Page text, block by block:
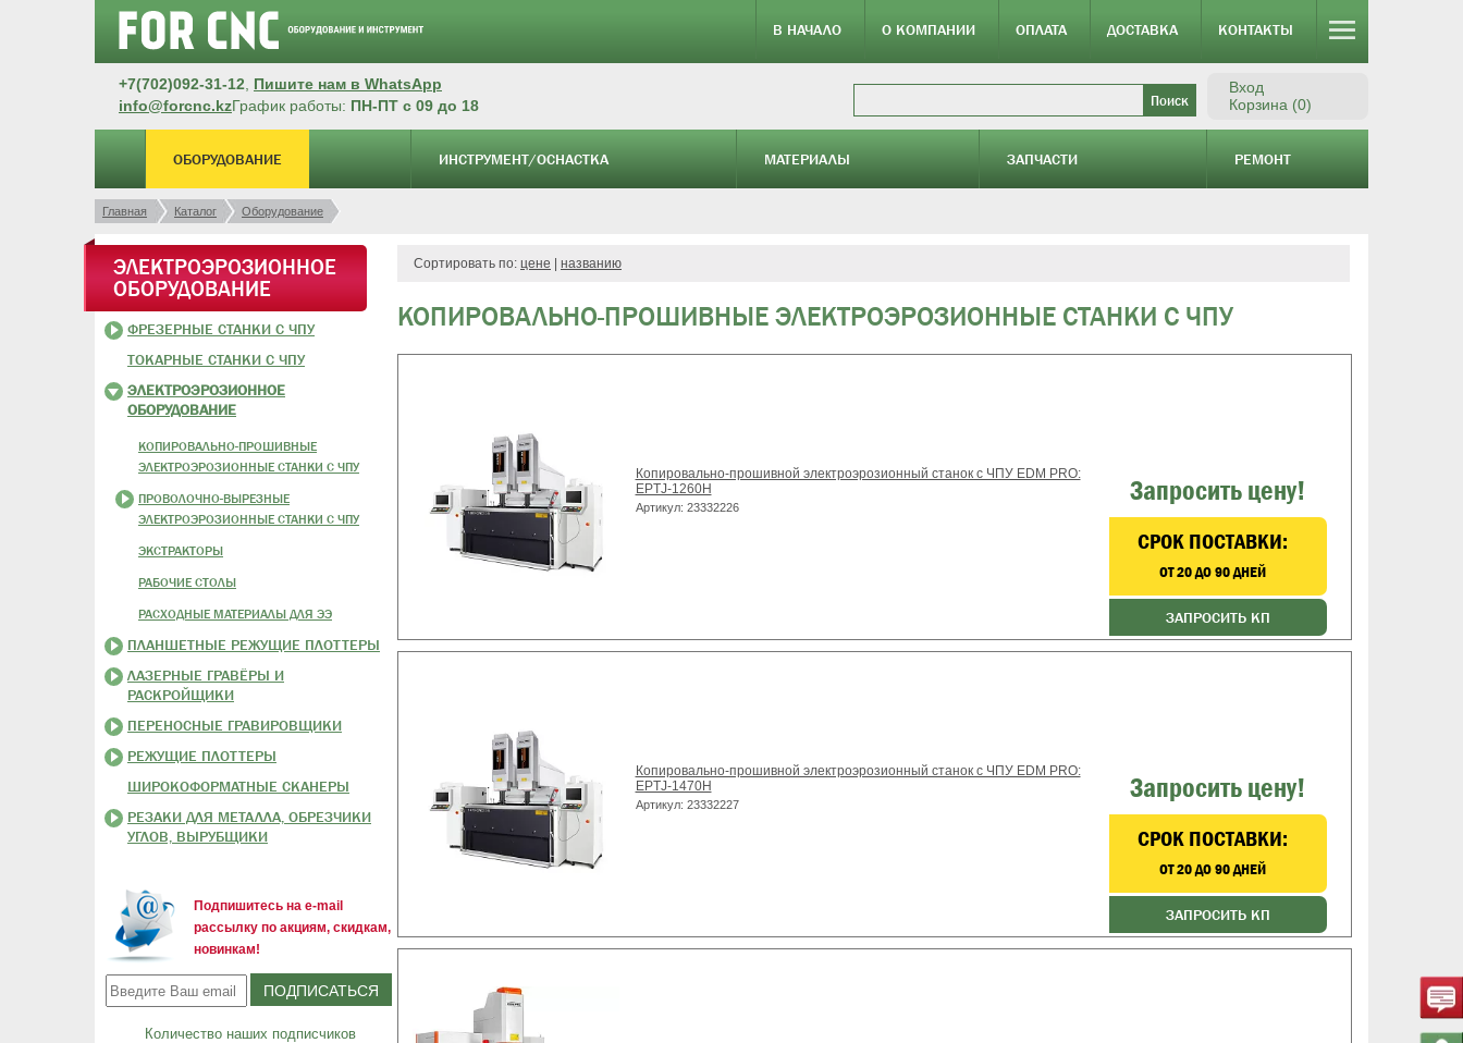
В НАЧАЛО О КОМПАНИИ ОПЛАТА ДОСТАВКА КОНТАКТЫ
+7(702)092-31-12
Пишите нам в WhatsApp
info@forcnc.kzГрафик работы: ПН-ПТ с 09 до 18
Вход
Корзина (0)
ОБОРУДОВАНИЕ ИНСТРУМЕНТ/ОСНАСТКА МАТЕРИАЛЫ ЗАПЧАСТИ РЕМОНТ
Главная Каталог Оборудование
ЭЛЕКТРОЭРОЗИОННОЕ
ОБОРУДОВАНИЕ
ФРЕЗЕРНЫЕ СТАНКИ С ЧПУ
ТОКАРНЫЕ СТАНКИ С ЧПУ
ЭЛЕКТРОЭРОЗИОННОЕ
ОБОРУДОВАНИЕ
КОПИРОВАЛЬНО-ПРОШИВНЫЕ
ЭЛЕКТРОЭРОЗИОННЫЕ СТАНКИ С ЧПУ
ПРОВОЛОЧНО-ВЫРЕЗНЫЕ
ЭЛЕКТРОЭРОЗИОННЫЕ СТАНКИ С ЧПУ
ЭКСТРАКТОРЫ
РАБОЧИЕ СТОЛЫ
РАСХОДНЫЕ МАТЕРИАЛЫ ДЛЯ ЭЭ
ПЛАНШЕТНЫЕ РЕЖУЩИЕ ПЛОТТЕРЫ
ЛАЗЕРНЫЕ ГРАВЁРЫ И
РАСКРОЙЩИКИ
ПЕРЕНОСНЫЕ ГРАВИРОВЩИКИ
РЕЖУЩИЕ ПЛОТТЕРЫ
ШИРОКОФОРМАТНЫЕ СКАНЕРЫ
РЕЗАКИ ДЛЯ МЕТАЛЛА, ОБРЕЗЧИКИ
УГЛОВ, ВЫРУБЩИКИ
Подпишитесь на e-mail
рассылку по акциям, скидкам,
новинкам!
Количество наших подписчиков
Сортировать по: цене названию
КОПИРОВАЛЬНО-ПРОШИВНЫЕ ЭЛЕКТРОЭРОЗИОННЫЕ СТАНКИ С ЧПУ
Копировально-прошивной электроэрозионный станок с ЧПУ EDM PRO:
EPTJ-1260H
Артикул: 23332226
Запросить цену!
CРОК ПОСТАВКИ:
ОТ 20 ДО 90 ДНЕЙ
ЗАПРОСИТЬ КП
Копировально-прошивной электроэрозионный станок с ЧПУ EDM PRO:
EPTJ-1470H
Артикул: 23332227
Запросить цену!
CРОК ПОСТАВКИ:
ОТ 20 ДО 90 ДНЕЙ
ЗАПРОСИТЬ КП